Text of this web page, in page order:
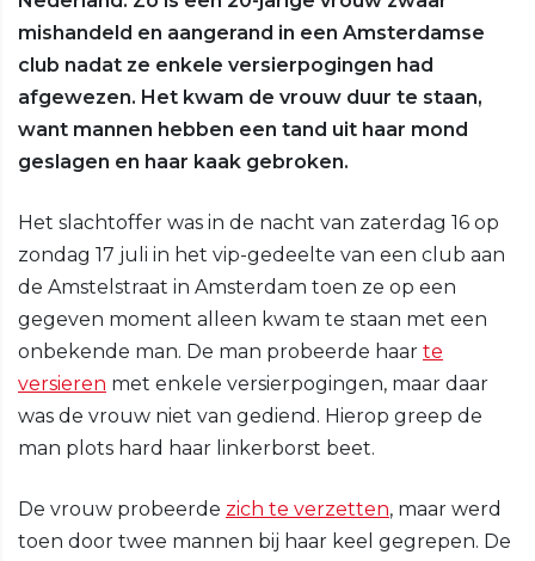
mishandeld en aangerand in een Amsterdamse
club nadat ze enkele versierpogingen had
afgewezen. Het kwam de vrouw duur te staan,
want mannen hebben een tand uit haar mond
geslagen en haar kaak gebroken.
Het slachtoffer was in de nacht van zaterdag 16 op
zondag 17 juli in het vip-gedeelte van een club aan
de Amstelstraat in Amsterdam toen ze op een
gegeven moment alleen kwam te staan met een
onbekende man. De man probeerde haar te
versieren met enkele versierpogingen, maar daar
was de vrouw niet van gediend. Hierop greep de
man plots hard haar linkerborst beet.
De vrouw probeerde zich te verzetten, maar werd
toen door twee mannen bij haar keel gegrepen. De